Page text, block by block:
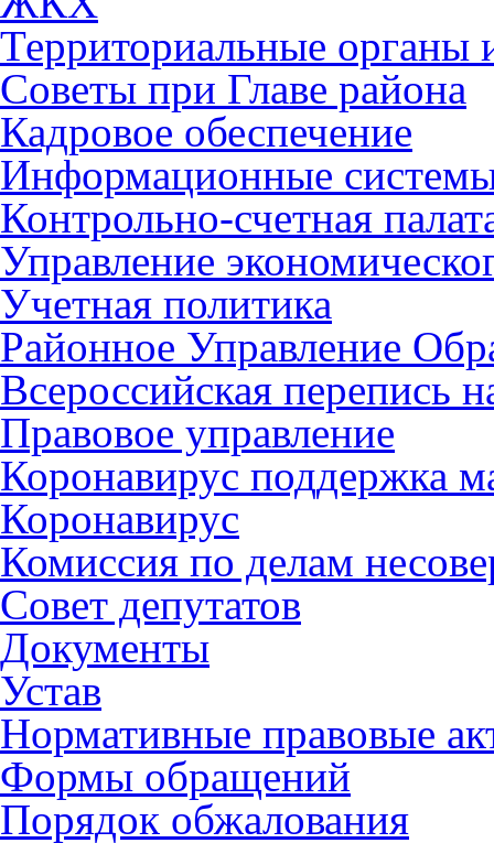
Территориальные органы
Советы при Главе района
Кадровое обеспечение
Информационные
Контрольно-счетная
Управление
Учетная политика
Районное Управление
Всероссийская перепись
Правовое управление
Коронавирус поддержка
Коронавирус
Комиссия по делам
Совет депутатов
Документы
Устав
Нормативные правовые
Формы обращений
Порядок обжалования